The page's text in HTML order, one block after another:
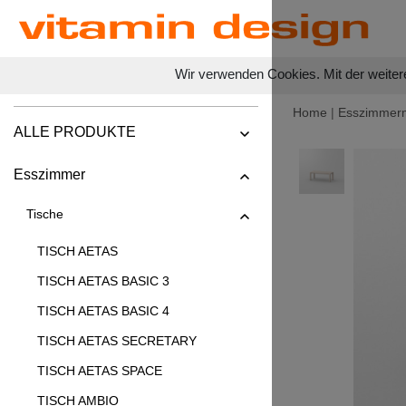
Wir verwenden Cookies. Mit der
ALLE PRODUKTE
Esszimmer
Tische
TISCH AETAS
TISCH AETAS BASIC 3
TISCH AETAS BASIC 4
TISCH AETAS SECRETARY
TISCH AETAS SPACE
TISCH AMBIO
Home |